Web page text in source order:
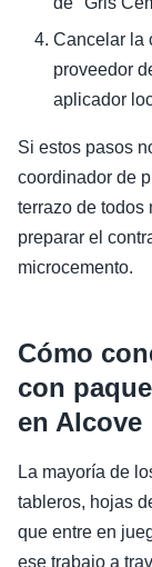
Cancelar la
proveedor
aplicador
Si estos pasos
coordinador de
terrazo de todos
preparar el
microcemento.
Cómo
con
en Alcove
La mayoría de
tableros, hojas
que entre en
ese trabajo a